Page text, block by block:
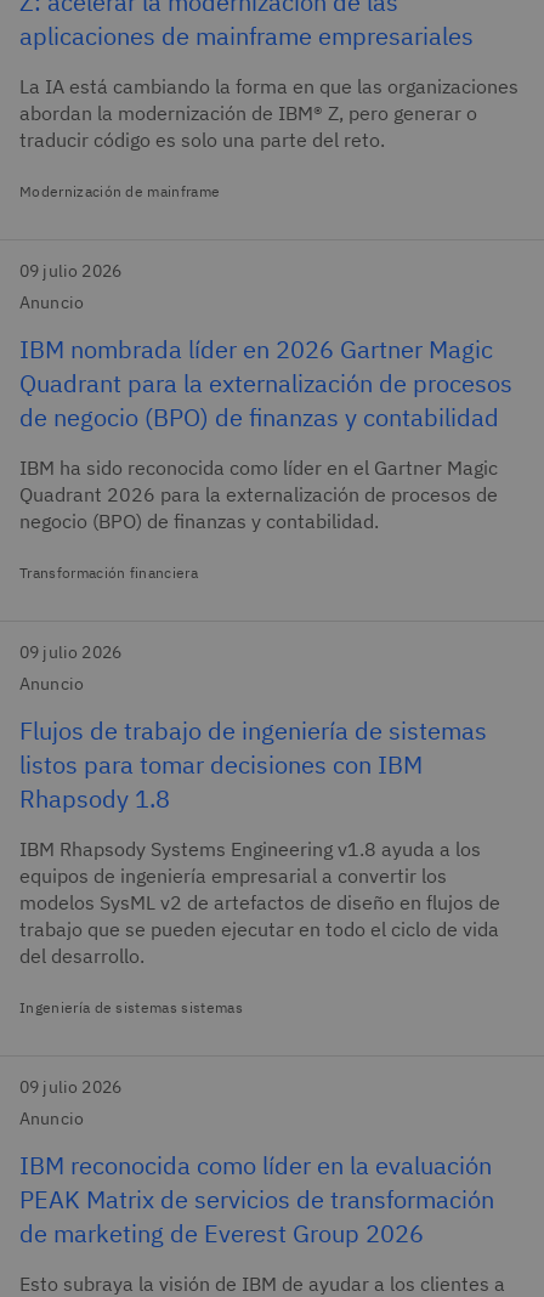
aplicaciones de mainframe empresariales
La IA está cambiando la forma en que las organizaciones
abordan la modernización de IBM® Z, pero generar o
traducir código es solo una parte del reto.
Modernización de mainframe
09 julio 2026
Anuncio
IBM nombrada líder en 2026 Gartner Magic
Quadrant para la externalización de procesos
de negocio (BPO) de finanzas y contabilidad
IBM ha sido reconocida como líder en el Gartner Magic
Quadrant 2026 para la externalización de procesos de
negocio (BPO) de finanzas y contabilidad.
Transformación financiera
09 julio 2026
Anuncio
Flujos de trabajo de ingeniería de sistemas
listos para tomar decisiones con IBM
Rhapsody 1.8
IBM Rhapsody Systems Engineering v1.8 ayuda a los
equipos de ingeniería empresarial a convertir los
modelos SysML v2 de artefactos de diseño en flujos de
trabajo que se pueden ejecutar en todo el ciclo de vida
del desarrollo.
Ingeniería de sistemas sistemas
09 julio 2026
Anuncio
IBM reconocida como líder en la evaluación
PEAK Matrix de servicios de transformación
de marketing de Everest Group 2026
Esto subraya la visión de IBM de ayudar a los clientes a